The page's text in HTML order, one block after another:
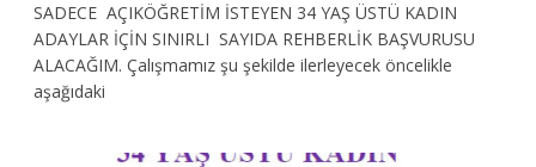
SADECE AÇIKÖĞRETİM İSTEYEN 34 YAŞ ÜSTÜ KADIN
ADAYLAR İÇİN SINIRLI SAYIDA REHBERLİK BAŞVURUSU
ALACAĞIM. Çalışmamız şu şekilde ilerleyecek öncelikle
aşağıdaki